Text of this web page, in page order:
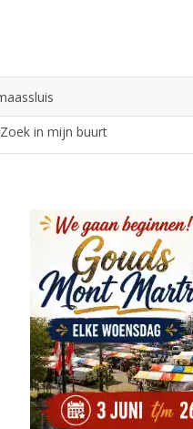
Zoek in mijn buurt